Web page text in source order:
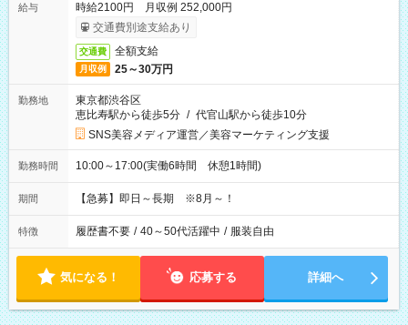
給与
時給2100円 月収例 252,000円
交通費別途支給あり
交通費 全額支給
月収例 25～30万円
勤務地
東京都渋谷区
恵比寿駅から徒歩5分 / 代官山駅から徒歩10分
SNS美容メディア運営／美容マーケティング支援
勤務時間 10:00～17:00(実働6時間 休憩1時間)
期間 【急募】即日～長期 ※8月～！
特徴 履歴書不要 / 40～50代活躍中 / 服装自由
気になる！ 応募する 詳細へ